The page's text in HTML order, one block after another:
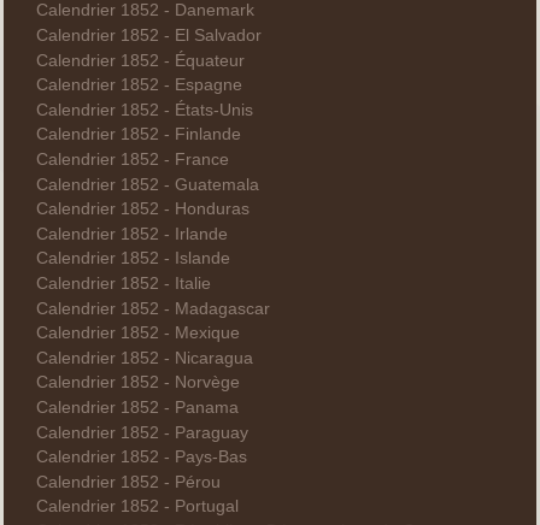
Calendrier 1852 - Danemark
Calendrier 1852 - El Salvador
Calendrier 1852 - Équateur
Calendrier 1852 - Espagne
Calendrier 1852 - États-Unis
Calendrier 1852 - Finlande
Calendrier 1852 - France
Calendrier 1852 - Guatemala
Calendrier 1852 - Honduras
Calendrier 1852 - Irlande
Calendrier 1852 - Islande
Calendrier 1852 - Italie
Calendrier 1852 - Madagascar
Calendrier 1852 - Mexique
Calendrier 1852 - Nicaragua
Calendrier 1852 - Norvège
Calendrier 1852 - Panama
Calendrier 1852 - Paraguay
Calendrier 1852 - Pays-Bas
Calendrier 1852 - Pérou
Calendrier 1852 - Portugal